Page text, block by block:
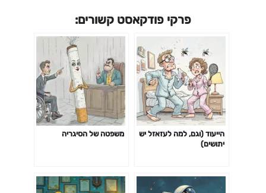
פרקי פודקאסט קשורים:
הייעוד (וגם, למה לעזאזל יש
יתושים)
משפטה של הסיגריה